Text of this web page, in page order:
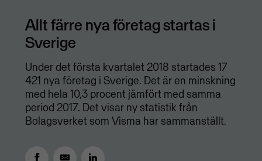
Allt färre nya företag startas i
Sverige
Under det första kvartalet 2018 startades 17
421 nya företag i Sverige. Det är en minskning
med hela 10,3 procent jämfört med samma
period 2017. Det visar ny statistik från
Bolagsverket som Visma har sammanställt.